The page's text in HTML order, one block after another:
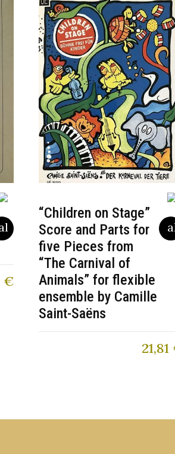
€
“Children on Stage”
Score and Parts for
five Pieces from
“The Carnival of
Animals” for flexible
ensemble by Camille
Saint-Saëns
21,81